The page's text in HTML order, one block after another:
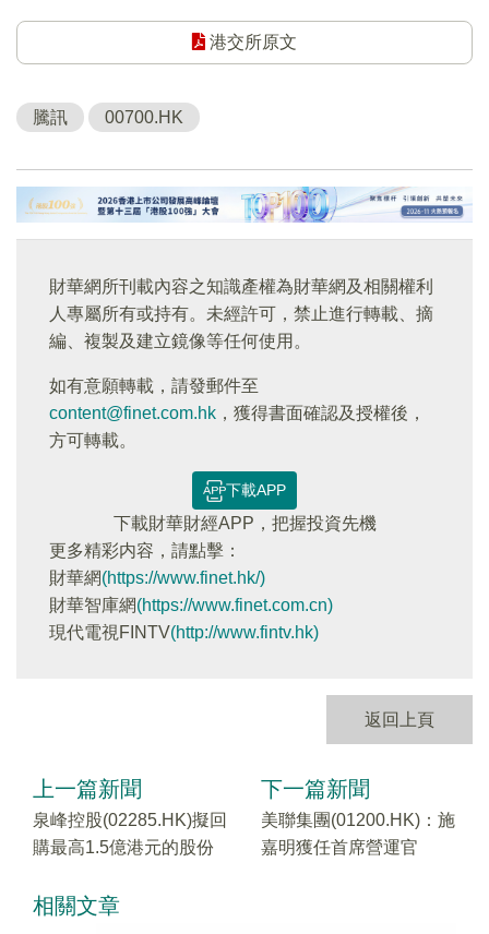
港交所原文
騰訊 00700.HK
財華網所刊載內容之知識產權為財華網及相關權利
人專屬所有或持有。未經許可，禁止進行轉載、摘
編、複製及建立鏡像等任何使用。
如有意願轉載，請發郵件至
content@finet.com.hk ，獲得書面確認及授權後，
方可轉載。
下載APP
下載財華財經APP，把握投資先機
更多精彩内容，請點擊：
財華網(https://www.finet.hk/)
財華智庫網(https://www.finet.com.cn)
現代電視FINTV(http://www.fintv.hk)
返回上頁
上一篇新聞
泉峰控股(02285.HK)擬回
購最高1.5億港元的股份
下一篇新聞
美聯集團(01200.HK)：施
嘉明獲任首席營運官
相關文章